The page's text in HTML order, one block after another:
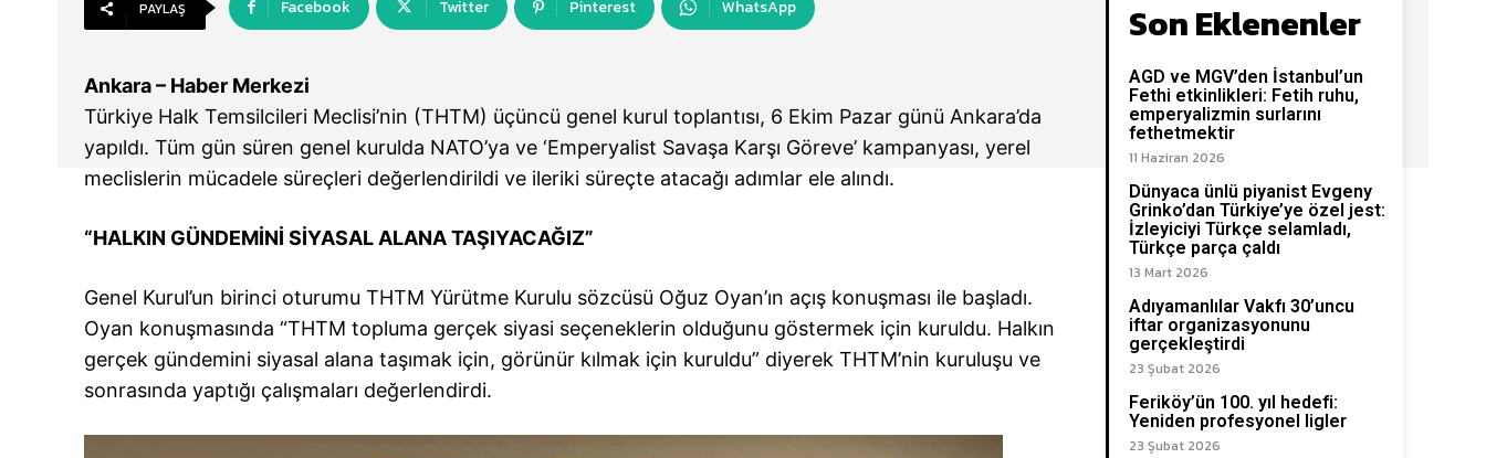
PAYLAŞ Facebook Twitter Pinterest WhatsApp
Ankara – Haber Merkezi
Türkiye Halk Temsilcileri Meclisi’nin (THTM) üçüncü genel kurul toplantısı, 6 Ekim Pazar günü Ankara’da
yapıldı. Tüm gün süren genel kurulda NATO’ya ve ‘Emperyalist Savaşa Karşı Göreve’ kampanyası, yerel
meclislerin mücadele süreçleri değerlendirildi ve ileriki süreçte atacağı adımlar ele alındı.
“HALKIN GÜNDEMİNİ SİYASAL ALANA TAŞIYACAĞIZ”
Genel Kurul’un birinci oturumu THTM Yürütme Kurulu sözcüsü Oğuz Oyan’ın açış konuşması ile başladı.
Oyan konuşmasında “THTM topluma gerçek siyasi seçeneklerin olduğunu göstermek için kuruldu. Halkın
gerçek gündemini siyasal alana taşımak için, görünür kılmak için kuruldu” diyerek THTM’nin kuruluşu ve
sonrasında yaptığı çalışmaları değerlendirdi.
Son Eklenenler
AGD ve MGV’den İstanbul’un
Fethi etkinlikleri: Fetih ruhu,
emperyalizmin surlarını
fethetmektir
11 Haziran 2026
Dünyaca ünlü piyanist Evgeny
Grinko’dan Türkiye’ye özel jest:
İzleyiciyi Türkçe selamladı,
Türkçe parça çaldı
13 Mart 2026
Adıyamanlılar Vakfı 30’uncu
iftar organizasyonunu
gerçekleştirdi
23 Şubat 2026
Feriköy’ün 100. yıl hedefi:
Yeniden profesyonel ligler
23 Şubat 2026